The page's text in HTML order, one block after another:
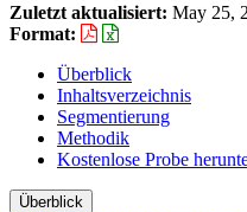
Zuletzt aktualisiert: May 25,
Format:
Überblick
Inhaltsverzeichnis
Segmentierung
Methodik
Kostenlose Probe
Überblick